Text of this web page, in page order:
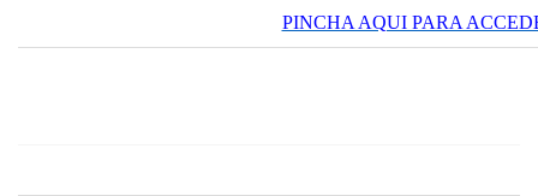
PINCHA AQUI PARA